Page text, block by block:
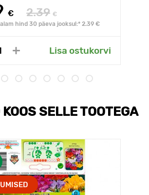
€ 2.39 €
hind 30 päeva jooksul:* 2.39 €
Lisa ostukorvi
SELLE TOOTEGA